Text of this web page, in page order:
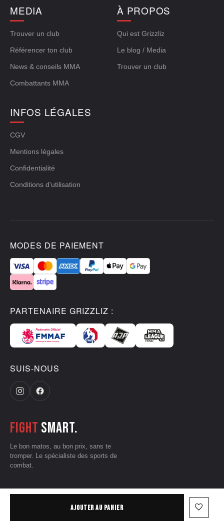
AJOUTER AU PANIER favorite_border
MEDIA
Trouver un club
Référencer ton club
News & conseils MMA
Combattants MMA
À PROPOS
Qui est Grizzliz
Le blog / Media
Trouver un club
INFOS LÉGALES
CGV
Mentions légales
Confidentialité
Conditions d'utilisation
MODES DE PAIEMENT
PARTENAIRE GRIZZLIZ :
SUIS-NOUS
Fight smart.
Le bon matos, au bon prix, sans te
tromper. Le spécialiste des sports de
combat.
Mentions légales•Données personnelles
Conditions d'utilisation